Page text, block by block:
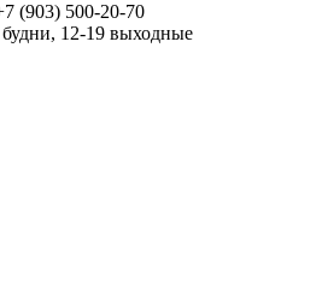
(903) 500-20-70
будни, 12-19 выходные